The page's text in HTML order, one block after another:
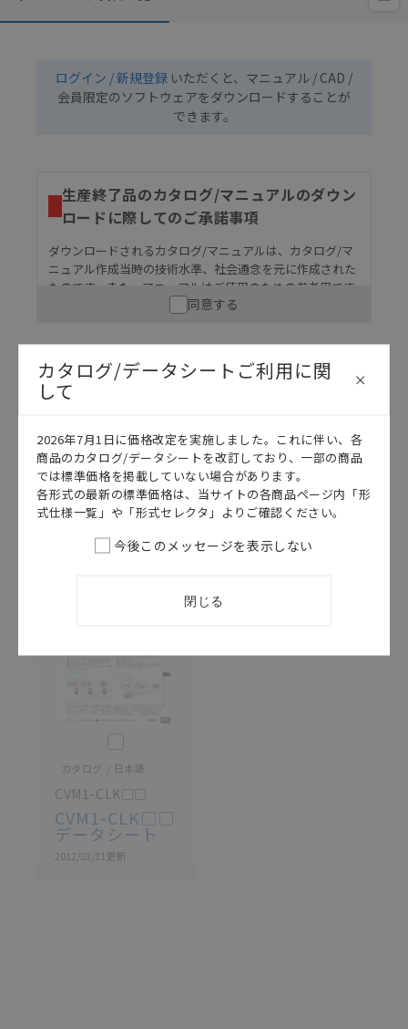
ログイン / 新規登録 いただくと、マニュアル / CAD /
会員限定のソフトウェアをダウンロードすることが
できます。
生産終了品のカタログ/マニュアルのダウン
ロードに際してのご承諾事項
ダウンロードされるカタログ/マニュアルは、カタログ/マ
ニュアル作成当時の技術水準、社会通念を元に作成された
ものです。また、マニュアルはご使用のための参考用です
ので、ご使用にあたっての安全性については十分にご配慮
うな用途に使用される場合には、システム全体として
危険を知らせたり、冗長設計により必要な安全性を確
ていることを、必ず事前に確認してください。
カタログ/マニュアルに記載されているアプリケーショ
ン事例は参考用ですので、ご採用に際しては機器・装
置の機能や安全性をご確認のうえご使用ください。・
のもそのまま記載しています。・誤字、脱字が含まれ
記載されているサービス内容や連絡先等は作成当時の
ものであり、変更・改定させていただいている可能性
があります。改めて当サイトの掲載内容をご確認のう
同意する
日本語 English
カタログ 日本語
CVM1-CLK□□
CVM1-CLK□□
データシート
2012/03/31更新
カタログ/データシートご利用に関
して
2026年7月1日に価格改定を実施しました。これに伴い、各
商品のカタログ/データシートを改訂しており、一部の商品
では標準価格を掲載していない場合があります。
各形式の最新の標準価格は、当サイトの各商品ページ内「形
式仕様一覧」や「形式セレクタ」よりご確認ください。
今後このメッセージを表示しない
閉じる